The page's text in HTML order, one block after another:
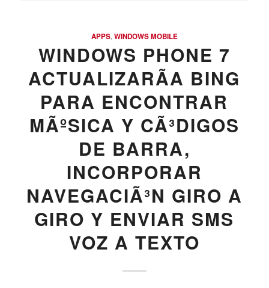
APPS,WINDOWS MOBILE
WINDOWS PHONE 7
ACTUALIZARÃ­A BING
PARA ENCONTRAR
MÃºSICA Y CÃ³DIGOS
DE BARRA,
INCORPORAR
NAVEGACIÃ³N GIRO A
GIRO Y ENVIAR SMS
VOZ A TEXTO